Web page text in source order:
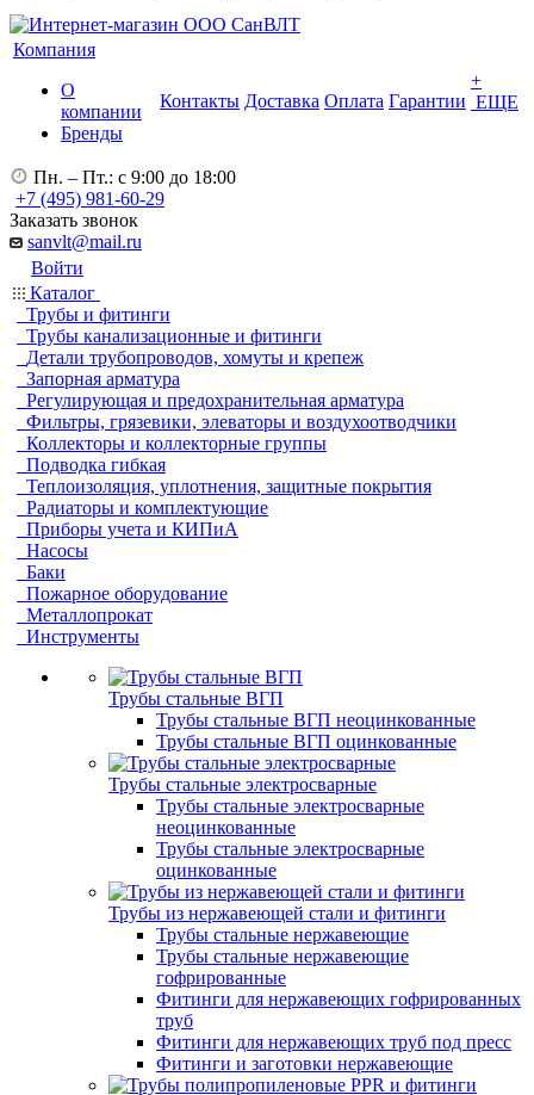
Компания
О
компании
Бренды
Контакты Доставка Оплата Гарантии
+
ЕЩЕ
Пн. – Пт.: с 9:00 до 18:00
+7 (495) 981-60-29
Заказать звонок
sanvlt@mail.ru
Войти
Каталог
Трубы и фитинги
Трубы канализационные и фитинги
Детали трубопроводов, хомуты и крепеж
Запорная арматура
Регулирующая и предохранительная арматура
Фильтры, грязевики, элеваторы и воздухоотводчики
Коллекторы и коллекторные группы
Подводка гибкая
Теплоизоляция, уплотнения, защитные покрытия
Радиаторы и комплектующие
Приборы учета и КИПиА
Насосы
Баки
Пожарное оборудование
Металлопрокат
Инструменты
Трубы стальные ВГП
Трубы стальные ВГП неоцинкованные
Трубы стальные ВГП оцинкованные
Трубы стальные электросварные
Трубы стальные электросварные
неоцинкованные
Трубы стальные электросварные
оцинкованные
Трубы из нержавеющей стали и фитинги
Трубы стальные нержавеющие
Трубы стальные нержавеющие
гофрированные
Фитинги для нержавеющих гофрированных
труб
Фитинги для нержавеющих труб под пресс
Фитинги и заготовки нержавеющие